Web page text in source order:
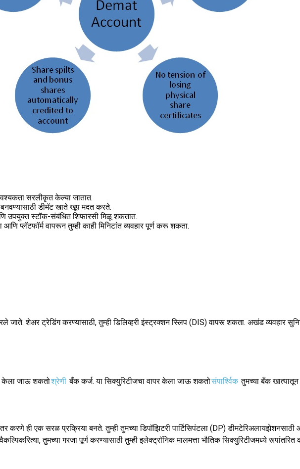
सरलीकृत केल्या जातात.
डीमॅट खाते खूप मदत करते.
उपयुक्त स्टॉक-संबंधित शिफारसी मिळू शकतात.
प्लॅटफॉर्म वापरून तुम्ही काही मिनिटांत व्यवहार पूर्ण करू शकता.
जाते. शेअर ट्रेडिंग करण्यासाठी, तुम्ही डिलिव्हरी इंस्ट्रक्शन स्लिप (DIS) वापरू शकता. अखंड व्यवहार
केला जाऊ शकतोश्रेणी बँक कर्ज. या सिक्युरिटीजचा वापर केला जाऊ शकतोसंपार्श्विक तुमच्या बँक खात्यातून
करणे ही एक सरळ प्रक्रिया बनते. तुम्ही तुमच्या डिपॉझिटरी पार्टिसिपंटला (DP)
तुमच्या गरजा पूर्ण करण्यासाठी तुम्ही इलेक्ट्रॉनिक मालमत्ता भौतिक सिक्युरिटीजमध्ये